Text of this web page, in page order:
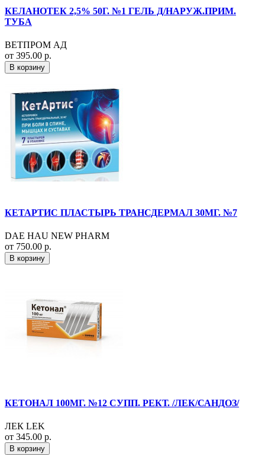
КЕЛАНОТЕК 2,5% 50Г. №1 ГЕЛЬ Д/НАРУЖ.ПРИМ.
ТУБА
ВЕТПРОМ АД
от 395.00 р.
В корзину
КЕТАРТИС ПЛАСТЫРЬ ТРАНСДЕРМАЛ 30МГ. №7
DAE HAU NEW PHARM
от 750.00 р.
В корзину
КЕТОНАЛ 100МГ. №12 СУПП. РЕКТ. /ЛЕК/САНДОЗ/
ЛЕК LEK
от 345.00 р.
В корзину